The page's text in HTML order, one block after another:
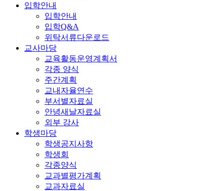
입학안내
입학안내
입학Q&A
위탁서류다운로드
교사마당
교육활동운영계획서
각종 양식
주간계획
교내자율연수
부서별자료실
안녕새날자료실
외부 강사
학생마당
학생공지사항
학생회
각종양식
교과별평가계획
교과자료실